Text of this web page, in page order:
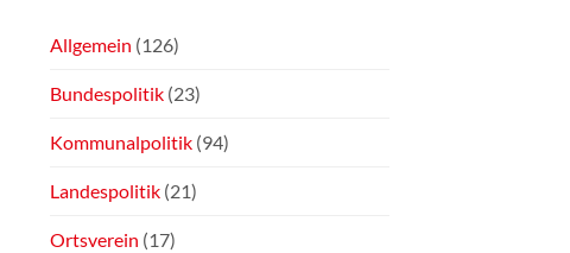
Allgemein (126)
Bundespolitik (23)
Kommunalpolitik (94)
Landespolitik (21)
Ortsverein (17)